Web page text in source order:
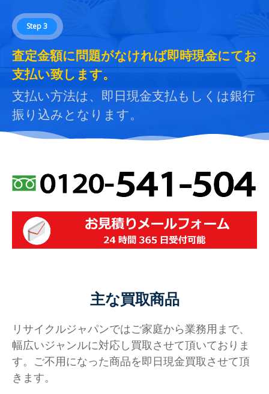
Step 3
査定金額に問題がなければ即時現金にてお
支払い致します。
支払い方法は、即日現金支払もしくは銀行
振り込みとなります。
主な買取商品
リサイクルジャパンではご家庭から業務用まで、
幅広いジャンルに対応し買取させて頂いておりま
す。ご不用になった商品を即日現金買取させて頂
きます。